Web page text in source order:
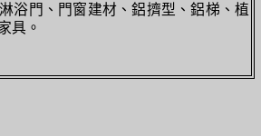
浴門、門窗建材、鋁擠型、鋁梯、植
具。